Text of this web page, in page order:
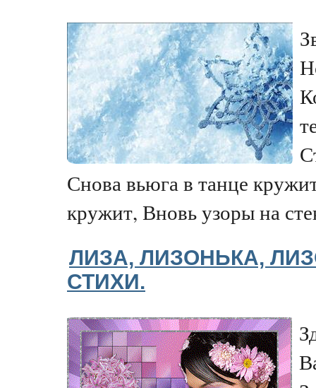
Снова вьюга в танце
кружит, Вновь узоры на
ЛИЗА, ЛИЗОНЬКА,
СТИХИ.